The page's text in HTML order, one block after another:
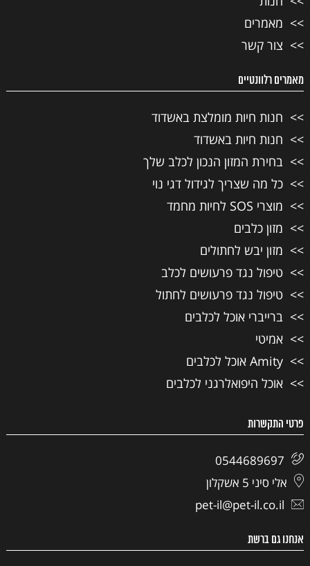
מאמרים
צור קשר
מאמרים רלוונטיים
חנות חיות מומלצת באשדוד
חנות חיות באשדוד
בחירת המזון הנכון לכלב שלך
כל מה שצריך לגידול דגי נוי
מוצרי SOS לחיות מחמד
מזון כלבים
מזון יבש לחתולים
טיפול נגד פרעושים לכלב
טיפול נגד פרעושים לחתול
ברייברי אוכל לכלבים
אמיטי
Amity אוכל לכלבים
אוכל היפואלרגני לכלבים
פרטי התקשרות
0544689697
אלי סיני 5 אשקלון
pet-il@pet-il.co.il
אנחנו גם ברשת